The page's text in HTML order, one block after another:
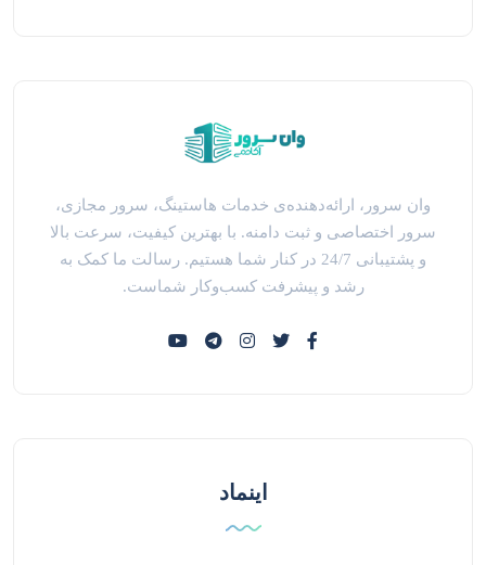
وان سرور، ارائه‌دهنده‌ی خدمات هاستینگ، سرور مجازی،
سرور اختصاصی و ثبت دامنه. با بهترین کیفیت، سرعت بالا
و پشتیبانی 24/7 در کنار شما هستیم. رسالت ما کمک به
رشد و پیشرفت کسب‌وکار شماست.
اینماد